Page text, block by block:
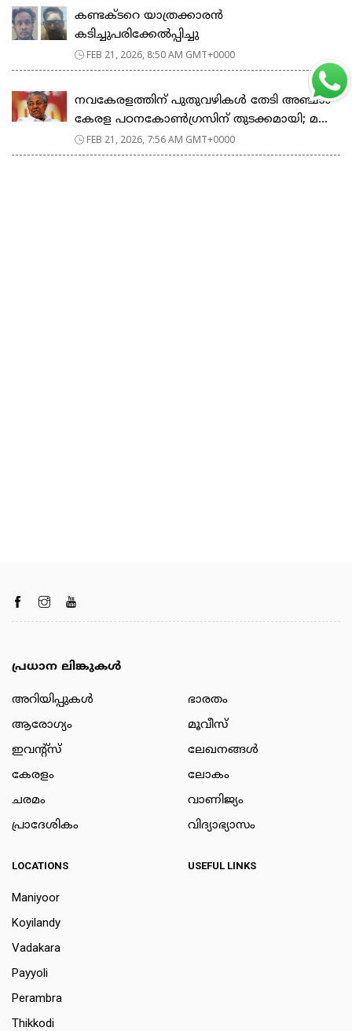
കണ്ടക്ടറെ യാത്രക്കാരൻ
കടിച്ചുപരിക്കേൽപ്പിച്ചു
FEB 21, 2026, 8:50 AM GMT+0000
നവകേരളത്തിന് പുതുവഴികൾ തേടി അഞ്ചാം
കേരള പഠനകോൺഗ്രസിന് തുടക്കമായി; മ...
FEB 21, 2026, 7:56 AM GMT+0000
പ്രധാന ലിങ്കുകൾ
അറിയിപ്പുകള്‍
ആരോഗ്യം
ഇവന്റ്സ്
കേരളം
ചരമം
പ്രാദേശികം
ഭാരതം
മൂവീസ്
ലേഖനങ്ങള്‍
ലോകം
വാണിജ്യം
വിദ്യാഭ്യാസം
LOCATIONS
Maniyoor
Koyilandy
Vadakara
Payyoli
Perambra
Thikkodi
USEFUL LINKS